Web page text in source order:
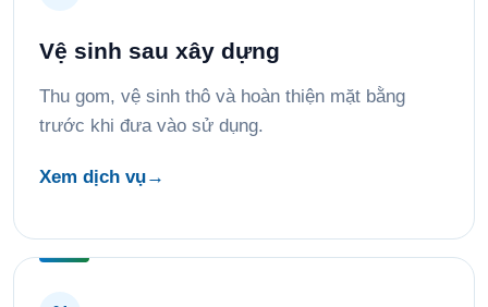
Vệ sinh sau xây dựng
Thu gom, vệ sinh thô và hoàn thiện mặt bằng
trước khi đưa vào sử dụng.
Xem dịch vụ→